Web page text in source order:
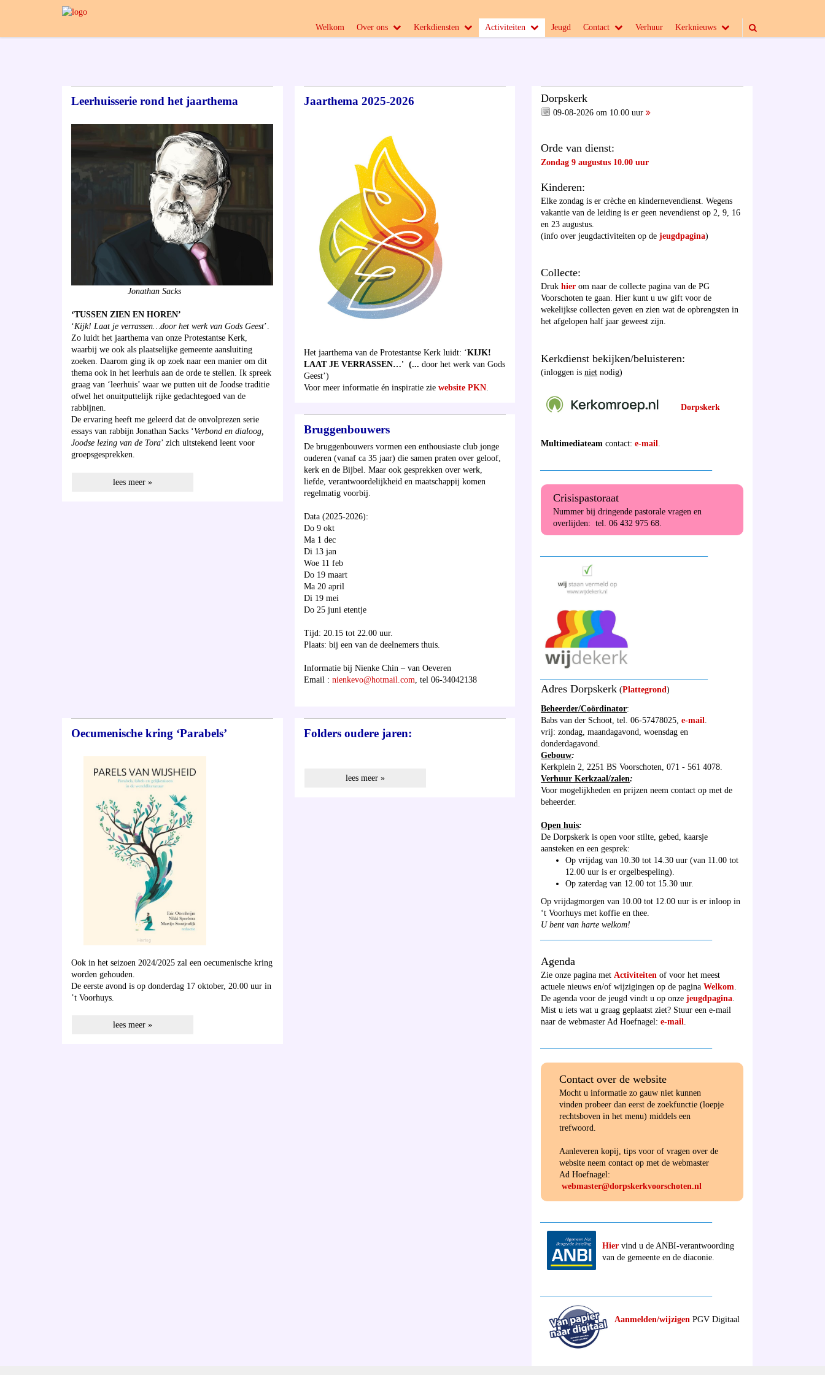
Welkom Over ons Kerkdiensten Activiteiten Jeugd Contact Verhuur Kerknieuws
Leerhuisserie rond het jaarthema
Jonathan Sacks
‘TUSSEN ZIEN EN HOREN’
‘Kijk! Laat je verrassen…door het werk van Gods Geest’.
Zo luidt het jaarthema van onze Protestantse Kerk,
waarbij we ook als plaatselijke gemeente aansluiting
zoeken. Daarom ging ik op zoek naar een manier om dit
thema ook in het leerhuis aan de orde te stellen. Ik spreek
graag van ‘leerhuis’ waar we putten uit de Joodse traditie
ofwel het onuitputtelijk rijke gedachtegoed van de
rabbijnen.
De ervaring heeft me geleerd dat de onvolprezen serie
essays van rabbijn Jonathan Sacks ‘Verbond en dialoog,
Joodse lezing van de Tora’ zich uitstekend leent voor
groepsgesprekken.
lees meer »
Jaarthema 2025-2026
Het jaarthema van de Protestantse Kerk luidt: ‘KIJK!
LAAT JE VERRASSEN…' (... door het werk van Gods
Geest’)
Voor meer informatie én inspiratie zie website PKN.
Bruggenbouwers
De bruggenbouwers vormen een enthousiaste club jonge
ouderen (vanaf ca 35 jaar) die samen praten over geloof,
kerk en de Bijbel. Maar ook gesprekken over werk,
liefde, verantwoordelijkheid en maatschappij komen
regelmatig voorbij.
Data (2025-2026):
Do 9 okt
Ma 1 dec
Di 13 jan
Woe 11 feb
Do 19 maart
Ma 20 april
Di 19 mei
Do 25 juni etentje
Tijd: 20.15 tot 22.00 uur.
Plaats: bij een van de deelnemers thuis.
Informatie bij Nienke Chin – van Oeveren
Email : nienkevo@hotmail.com, tel 06-34042138
Oecumenische kring ‘Parabels’
Ook in het seizoen 2024/2025 zal een oecumenische kring
worden gehouden.
De eerste avond is op donderdag 17 oktober, 20.00 uur in
’t Voorhuys.
lees meer »
Folders oudere jaren:
lees meer »
Dorpskerk
09-08-2026 om 10.00 uur
Orde van dienst:
Zondag 9 augustus 10.00 uur
Kinderen:
Elke zondag is er crèche en kindernevendienst. Wegens
vakantie van de leiding is er geen nevendienst op 2, 9, 16
en 23 augustus.
(info over jeugdactiviteiten op dejeugdpagina)
Collecte:
Drukhier om naar de collecte pagina van de PG
Voorschoten te gaan. Hier kunt u uw gift voor de
wekelijkse collecten geven en zien wat de opbrengsten in
het afgelopen half jaar geweest zijn.
Kerkdienst bekijken/beluisteren:
(inloggen isniet nodig)
Dorpskerk
Multimediateamcontact:e-mail.
Crisispastoraat
Nummer bij dringende pastorale vragen en
overlijden: tel. 06 432 975 68.
Adres Dorpskerk (Plattegrond)
Beheerder/Coördinator:
Babs van der Schoot, tel. 06-57478025,e-mail.
vrij: zondag, maandagavond, woensdag en
donderdagavond.
Gebouw:
Kerkplein 2, 2251 BS Voorschoten, 071 - 561 4078.
Verhuur Kerkzaal/zalen:
Voor mogelijkheden en prijzen neem contact op met de
beheerder.
Open huis:
De Dorpskerk is open voor stilte, gebed, kaarsje
aansteken en een gesprek:
Op vrijdag van 10.30 tot 14.30 uur (van 11.00 tot
12.00 uur is er orgelbespeling).
Op zaterdag van 12.00 tot 15.30 uur.
Op vrijdagmorgen van 10.00 tot 12.00 uur is er inloop in
‘t Voorhuys met koffie en thee.
U bent van harte welkom!
Agenda
Zie onze pagina metActiviteiten of voor het meest
actuele nieuws en/of wijzigingen op de paginaWelkom.
De agenda voor de jeugd vindt u op onzejeugdpagina.
Mist u iets wat u graag geplaatst ziet? Stuur een e-mail
naar de webmaster Ad Hoefnagel:e-mail.
Contact over de website
Mocht u informatie zo gauw niet kunnen
vinden probeer dan eerst de zoekfunctie (loepje
rechtsboven in het menu) middels een
trefwoord.
Aanleveren kopij, tips voor of vragen over de
website neem contact op met de webmaster
Ad Hoefnagel:
webmaster@dorpskerkvoorschoten.nl
Hier vind u de ANBI-verantwoording
van de gemeente en de diaconie.
Aanmelden/wijzigen PGV Digitaal